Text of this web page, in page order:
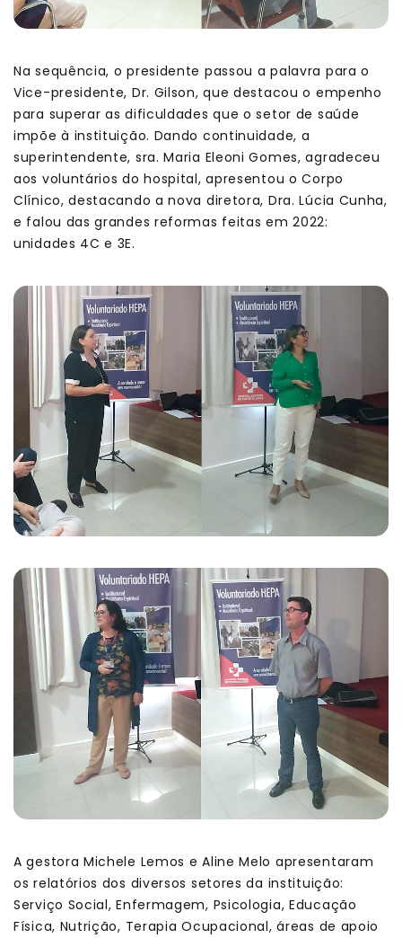
Na sequência, o presidente passou a palavra para o
Vice-presidente, Dr. Gilson, que destacou o empenho
para superar as dificuldades que o setor de saúde
impõe à instituição. Dando continuidade, a
superintendente, sra. Maria Eleoni Gomes, agradeceu
aos voluntários do hospital, apresentou o Corpo
Clínico, destacando a nova diretora, Dra. Lúcia Cunha,
e falou das grandes reformas feitas em 2022:
unidades 4C e 3E.
A gestora Michele Lemos e Aline Melo apresentaram
os relatórios dos diversos setores da instituição:
Serviço Social, Enfermagem, Psicologia, Educação
Física, Nutrição, Terapia Ocupacional, áreas de apoio